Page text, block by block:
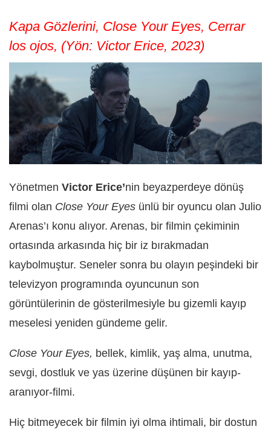
Kapa Gözlerini, Close Your Eyes, Cerrar
los ojos, (Yön: Victor Erice, 2023)
Yönetmen Victor Erice’nin beyazperdeye dönüş
filmi olan Close Your Eyes ünlü bir oyuncu olan Julio
Arenas’ı konu alıyor. Arenas, bir filmin çekiminin
ortasında arkasında hiç bir iz bırakmadan
kaybolmuştur. Seneler sonra bu olayın peşindeki bir
televizyon programında oyuncunun son
görüntülerinin de gösterilmesiyle bu gizemli kayıp
meselesi yeniden gündeme gelir.
Close Your Eyes, bellek, kimlik, yaş alma, unutma,
sevgi, dostluk ve yas üzerine düşünen bir kayıp-
aranıyor-filmi.
Hiç bitmeyecek bir filmin iyi olma ihtimali, bir dostun